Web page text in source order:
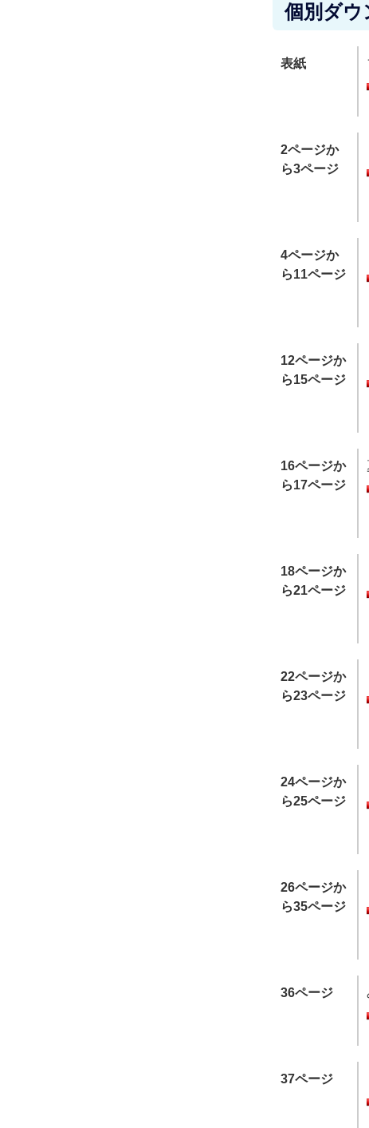
個別ダウ
表紙
2ページか
ら3ページ
4ページか
ら11ページ
12ページか
ら15ページ
16ページか
ら17ページ
18ページか
ら21ページ
22ページか
ら23ページ
24ページか
ら25ページ
26ページか
ら35ページ
36ページ
37ページ